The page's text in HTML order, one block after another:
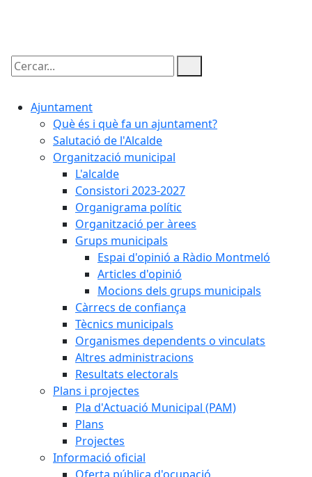
Cercar:
Ajuntament
Què és i què fa un ajuntament?
Salutació de l'Alcalde
Organització municipal
L'alcalde
Consistori 2023-2027
Organigrama polític
Organització per àrees
Grups municipals
Espai d'opinió a Ràdio Montmeló
Articles d'opinió
Mocions dels grups municipals
Càrrecs de confiança
Tècnics municipals
Organismes dependents o vinculats
Altres administracions
Resultats electorals
Plans i projectes
Pla d'Actuació Municipal (PAM)
Plans
Projectes
Informació oficial